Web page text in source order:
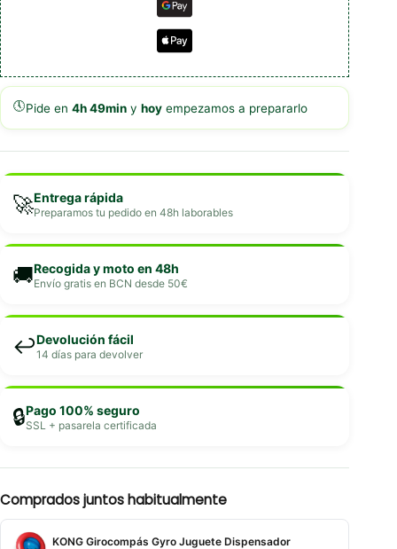
🕔Pide en 4h 49min y hoy empezamos a prepararlo
🚀Entrega rápida
Preparamos tu pedido en 48h laborables
🚚Recogida y moto en 48h
Envío gratis en BCN desde 50€
↩️Devolución fácil
14 días para devolver
🔒Pago 100% seguro
SSL + pasarela certificada
Comprados juntos habitualmente
KONG Girocompás Gyro Juguete Dispensador